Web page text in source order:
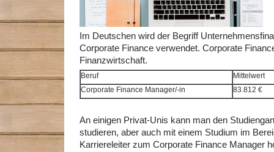
Im Deutschen wird der Begriff
Corporate Finance verwendet. Corporate
Finanzwirtschaft.
Beruf
Mittelwert
Corporate Finance Manager/-in
83.812 €
An einigen Privat-Unis kann man den
studieren, aber auch mit einem Studium im
Karriereleiter zum Corporate Finance Manager